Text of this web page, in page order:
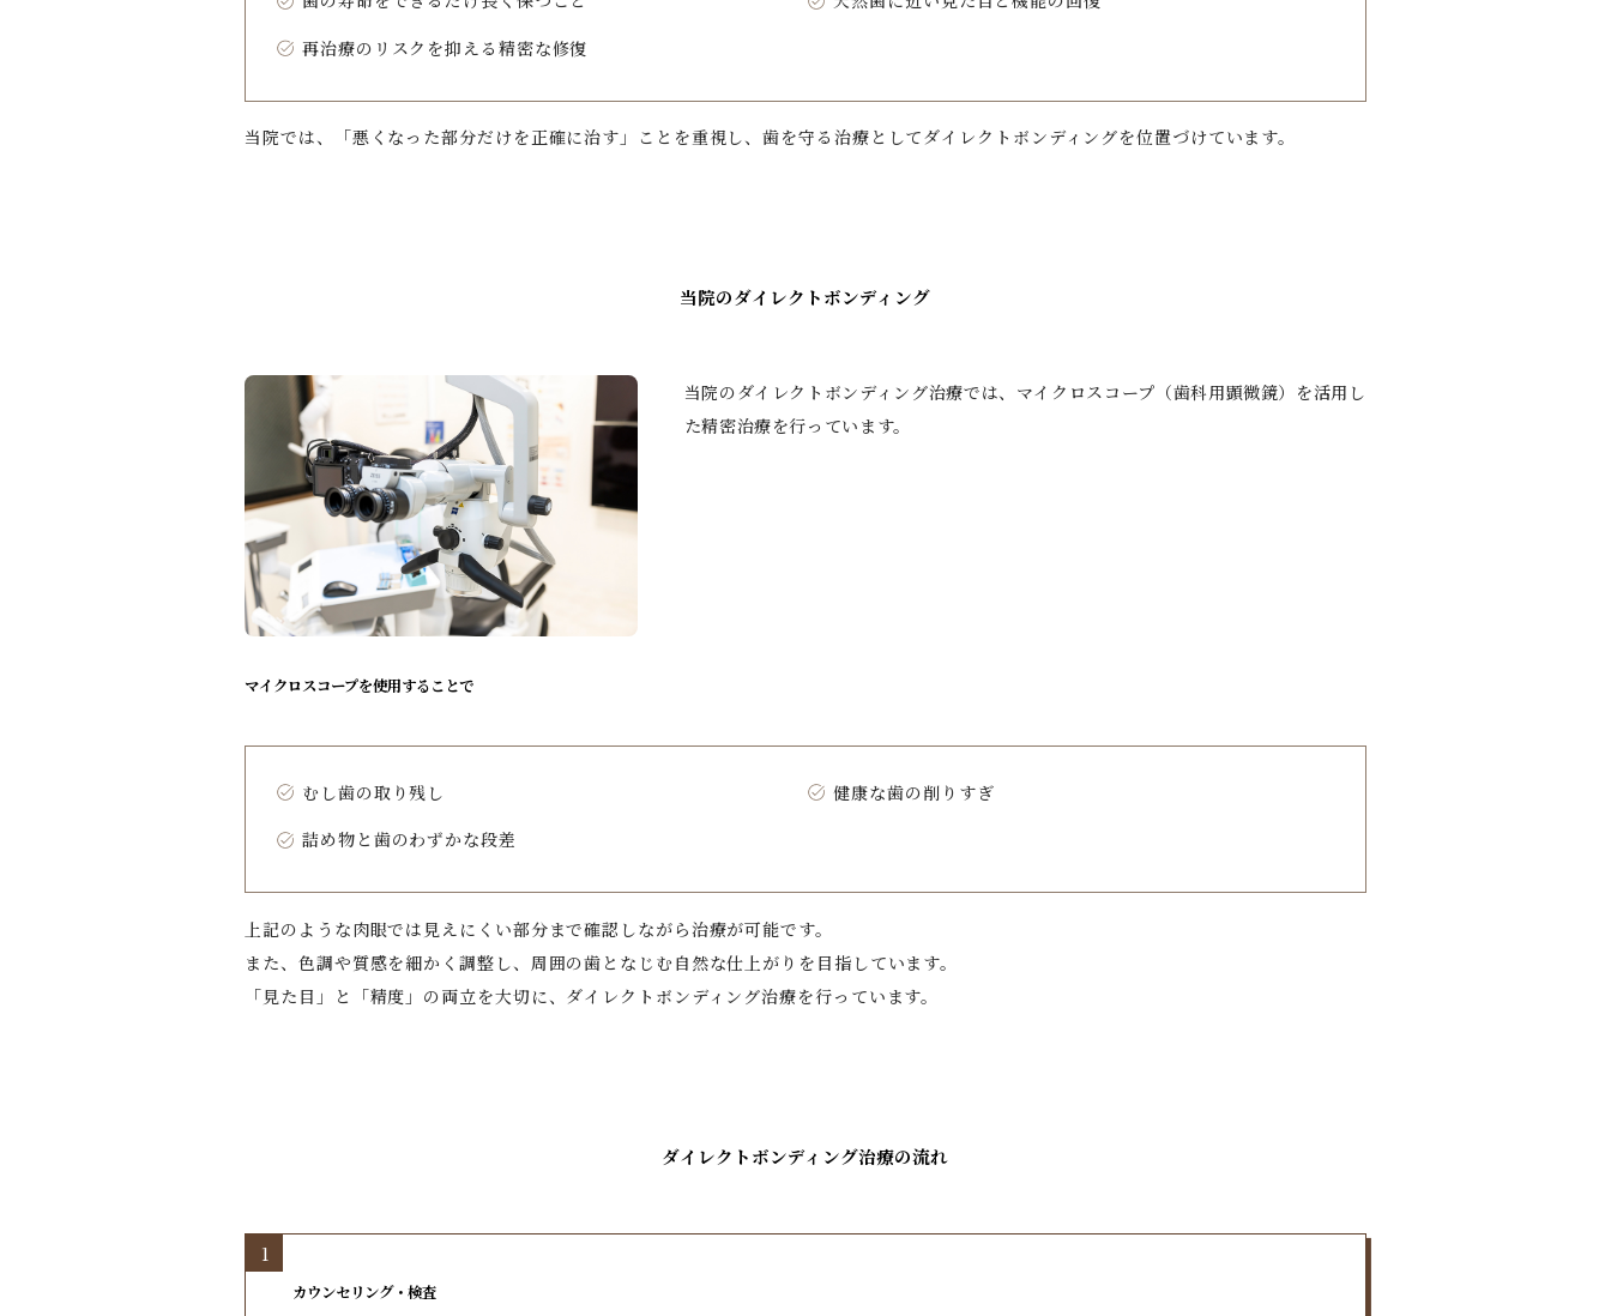
再治療のリスクを抑える精密な修復
当院では、「悪くなった部分だけを正確に治す」ことを重視し、歯を守る治療としてダイレクトボンディングを位置づけています。
当院のダイレクトボンディング
当院のダイレクトボンディング治療では、マイクロスコープ（歯科用顕微鏡）を活用し
た精密治療を行っています。
マイクロスコープを使用することで
むし歯の取り残し
健康な歯の削りすぎ
詰め物と歯のわずかな段差
上記のような肉眼では見えにくい部分まで確認しながら治療が可能です。
また、色調や質感を細かく調整し、周囲の歯となじむ自然な仕上がりを目指しています。
「見た目」と「精度」の両立を大切に、ダイレクトボンディング治療を行っています。
ダイレクトボンディング治療の流れ
1
カウンセリング・検査